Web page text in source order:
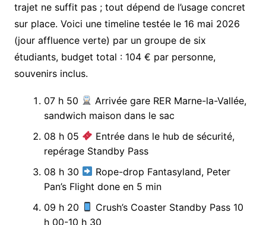
trajet ne suffit pas ; tout dépend de l’usage concret
sur place. Voici une timeline testée le 16 mai 2026
(jour affluence verte) par un groupe de six
étudiants, budget total : 104 € par personne,
souvenirs inclus.
07 h 50
Arrivée gare RER Marne-la-Vallée,
sandwich maison dans le sac
08 h 05
Entrée dans le hub de sécurité,
repérage Standby Pass
08 h 30
Rope-drop Fantasyland, Peter
Pan’s Flight done en 5 min
09 h 20
Crush’s Coaster Standby Pass 10
h 00-10 h 30